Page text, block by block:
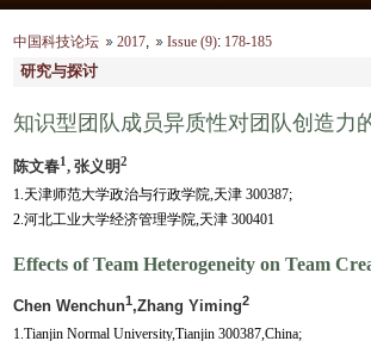
中国科技论坛 2017, Issue (9):178-185
研究与探讨
知识型团队成员异质性对团队创造力
陈文春1, 张义明2
1.天津师范大学政治与行政学院,天津 300387;
2.河北工业大学经济管理学院,天津 300401
Effects of Team Heterogeneity on Team
Chen Wenchun1,Zhang Yiming2
1.Tianjin Normal University,Tianjin 300387,China;